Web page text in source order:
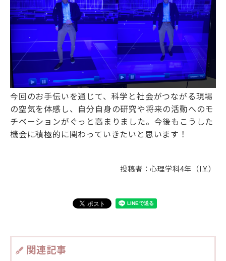
今回のお手伝いを通じて、科学と社会がつながる現場
の空気を体感し、自分自身の研究や将来の活動へのモ
チベーションがぐっと高まりました。今後もこうした
機会に積極的に関わっていきたいと思います！
投稿者：心理学科4年（I.Y.）
関連記事